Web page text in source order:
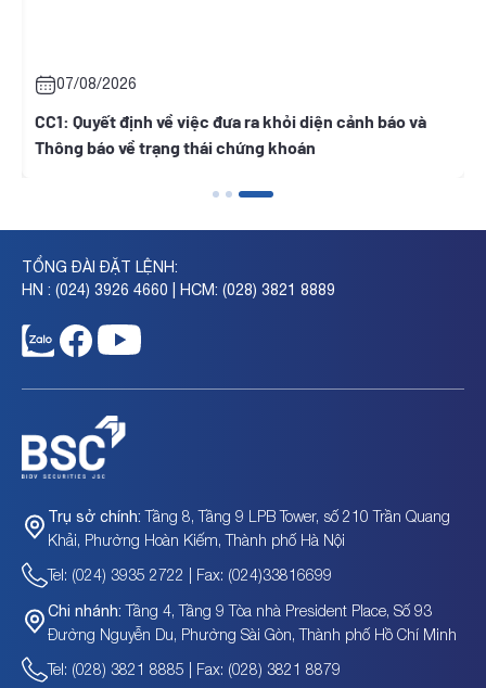
07/08/2026
CC1: Quyết định về việc đưa ra khỏi diện cảnh báo và
Thông báo về trạng thái chứng khoán
TỔNG ĐÀI ĐẶT LỆNH:
HN : (024) 3926 4660 | HCM: (028) 3821 8889
Trụ sở chính: Tầng 8, Tầng 9 LPB Tower, số 210 Trần Quang
Khải, Phường Hoàn Kiếm, Thành phố Hà Nội
Tel: (024) 3935 2722 | Fax: (024)33816699
Chi nhánh: Tầng 4, Tầng 9 Tòa nhà President Place, Số 93
Đường Nguyễn Du, Phường Sài Gòn, Thành phố Hồ Chí Minh
Tel: (028) 3821 8885 | Fax: (028) 3821 8879